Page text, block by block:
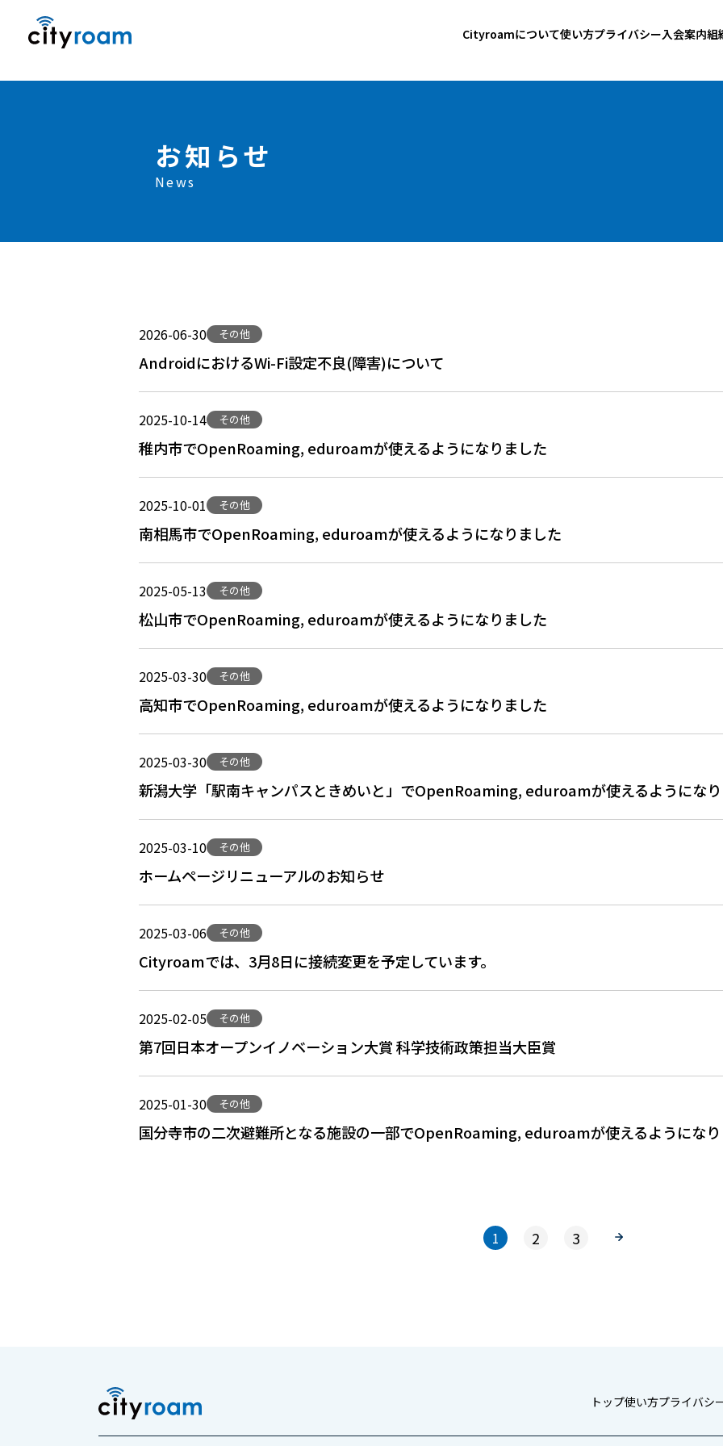
Cityroamについて使い方プライバシー入会案内組
お知らせ
News
2026-06-30 その他
AndroidにおけるWi-Fi設定不良(障害)について
2025-10-14 その他
稚内市でOpenRoaming, eduroamが使えるようになりました
2025-10-01 その他
南相馬市でOpenRoaming, eduroamが使えるようになりました
2025-05-13 その他
松山市でOpenRoaming, eduroamが使えるようになりました
2025-03-30 その他
高知市でOpenRoaming, eduroamが使えるようになりました
2025-03-30 その他
新潟大学「駅南キャンパスときめいと」でOpenRoaming, eduroamが使えるようにな
2025-03-10 その他
ホームページリニューアルのお知らせ
2025-03-06 その他
Cityroamでは、3月8日に接続変更を予定しています。
2025-02-05 その他
第7回日本オープンイノベーション大賞 科学技術政策担当大臣賞
2025-01-30 その他
国分寺市の二次避難所となる施設の一部でOpenRoaming, eduroamが使えるようにな
1 2 3
トップ使い方プライバシ